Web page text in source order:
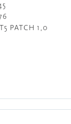
PATCH 1,0